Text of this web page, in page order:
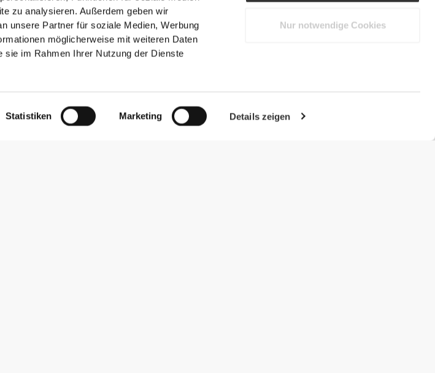
zu analysieren. Außerdem geben wir
unsere Partner für soziale Medien, Werbung
möglicherweise mit weiteren Daten
sie im Rahmen Ihrer Nutzung der Dienste
Statistiken Marketing Details zeigen
Nur notwendige Cookies